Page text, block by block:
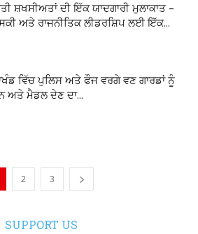
ਸ਼ਖਸੀਅਤਾਂ ਦੀ ਇੱਕ ਯਾਦਗਾਰੀ ਮੁਲਾਕਾਤ –
ਅਤੇ ਰਾਜਨੀਤਿਕ ਲੀਡਰਸ਼ਿਪ ਲਈ ਇੱਕ...
ਵਿੱਚ ਪੁਲਿਸ ਅਤੇ ਫੌਜ ਵਰਗੇ ਵਣ ਗਾਰਡਾਂ ਨੂੰ
ਅਤੇ ਮੈਡਲ ਦੇਣ ਦਾ...
2 3
SUPPORT US